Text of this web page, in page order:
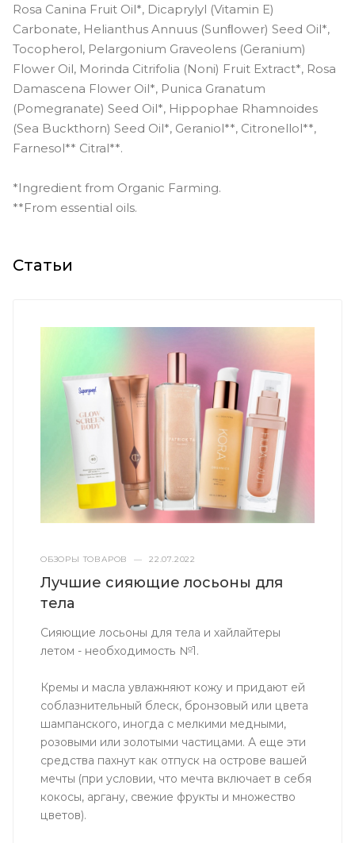
Rosa Canina Fruit Oil*, Dicaprylyl (Vitamin E)
Carbonate, Helianthus Annuus (Sunﬂower) Seed Oil*,
Tocopherol, Pelargonium Graveolens (Geranium)
Flower Oil, Morinda Citrifolia (Noni) Fruit Extract*, Rosa
Damascena Flower Oil*, Punica Granatum
(Pomegranate) Seed Oil*, Hippophae Rhamnoides
(Sea Buckthorn) Seed Oil*, Geraniol**, Citronellol**,
Farnesol** Citral**.
*Ingredient from Organic Farming.
**From essential oils.
Статьи
ОБЗОРЫ ТОВАРОВ — 22.07.2022
Лучшие сияющие лосьоны для
тела
Сияющие лосьоны для тела и хайлайтеры
летом - необходимость №1.
Кремы и масла увлажняют кожу и придают ей
соблазнительный блеск, бронзовый или цвета
шампанского, иногда с мелкими медными,
розовыми или золотыми частицами. А еще эти
средства пахнут как отпуск на острове вашей
мечты (при условии, что мечта включает в себя
кокосы, аргану, свежие фрукты и множество
цветов).